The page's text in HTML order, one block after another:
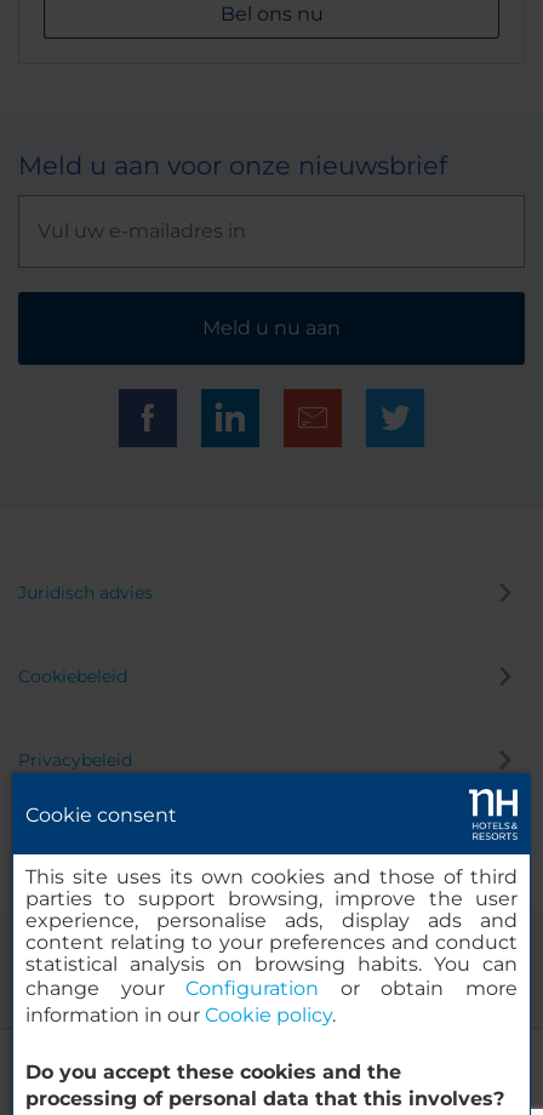
NH Brugge
Bel ons nu
Meld u aan voor onze nieuwsbrief
Meld u nu aan
Juridisch advies
Cookiebeleid
Privacybeleid
© 2000-2026 MINOR HOTELS EUROPE & AMERICAS Santa Engracia
Cookie consent
This site uses its own cookies and those of third
parties to support browsing, improve the user
experience, personalise ads, display ads and
content relating to your preferences and conduct
statistical analysis on browsing habits. You can
change yourConfiguration or obtain more
information in our Cookie policy.
Do you accept these cookies and the
processing of personal data that this involves?